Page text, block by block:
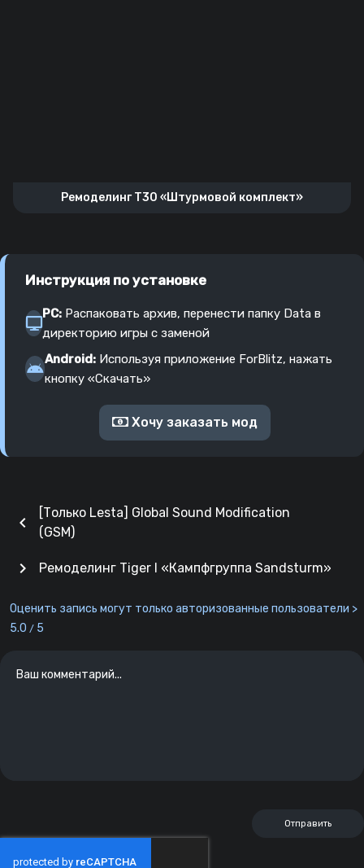
Ремоделинг T30 «Штурмовой комплект»
Инструкция по установке
PC: Распаковать архив, перенести папку Data в
директорию игры с заменой
Android: Используя приложение ForBlitz, нажать
кнопку «Скачать»
Хочу заказать мод
chevron_left
[Только Lesta] Global Sound Modification
(GSM)
Ремоделинг Tiger I «Кампфгруппа Sandsturm»
chevron_right
Оценить запись могут только авторизованные пользователи >
5.0 / 5